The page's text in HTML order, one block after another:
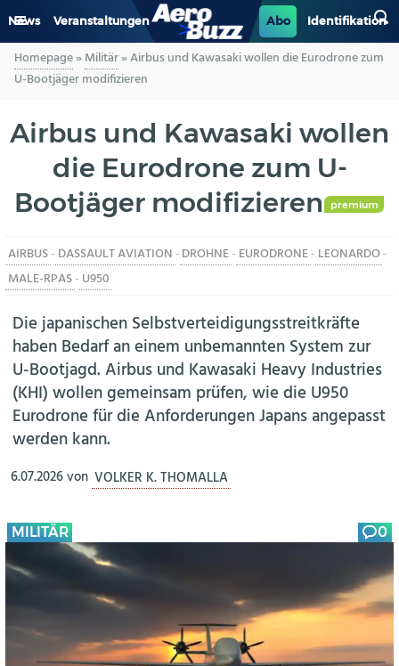
News Veranstaltungen Abo Identifikation
GENERAL AVIATION
LUFTVERKEHR
MILITÄR
INDUSTRIE
BERUFE
AERO-KULTUR
Homepage»Militär»Airbus und Kawasaki wollen die Eurodrone zum
U-Bootjäger modifizieren
Airbus und Kawasaki wollen
die Eurodrone zum U-
Bootjäger modifizieren
premium
AIRBUS- DASSAULT AVIATION -DROHNE- EURODRONE- LEONARDO-
MALE-RPAS- U950
Die japanischen Selbstverteidigungsstreitkräfte
haben Bedarf an einem unbemannten System zur
U-Bootjagd. Airbus und Kawasaki Heavy Industries
(KHI) wollen gemeinsam prüfen, wie die U950
Eurodrone für die Anforderungen Japans angepasst
werden kann.
6.07.2026von VOLKER K. THOMALLA
MILITÄR 0